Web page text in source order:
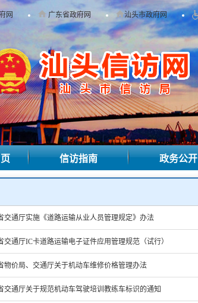
网 广东省政府网 汕头市政府网
信访指南 政务公开
交通厅实施《道路运输从业人员管理规定》办法
交通厅IC卡道路运输电子证件应用管理规范（试行）
物价局、交通厅关于机动车维修价格管理办法
交通厅关于规范机动车驾驶培训教练车标识的通知